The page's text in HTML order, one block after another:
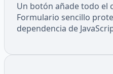
Un botón añade todo el
Formulario sencillo
dependencia de